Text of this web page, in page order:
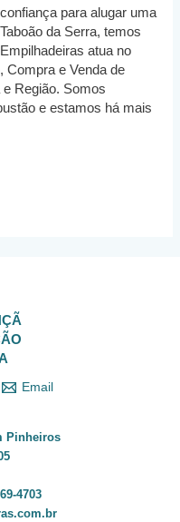
para alugar uma
da Serra, temos
atua no
Compra e Venda de
Região. Somos
e estamos há mais
Email
Pinheiros
4703